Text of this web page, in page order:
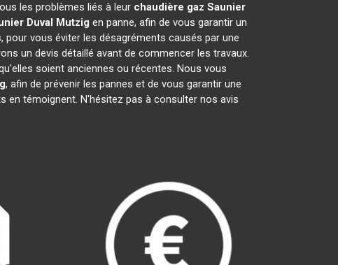
les problèmes liés à leur chaudière gaz Saunier
Duval Mutzig en panne, afin de vous garantir un
vous éviter les désagréments causés par une
un devis détaillé avant de commencer les travaux.
soient anciennes ou récentes. Nous vous
, afin de prévenir les pannes et de vous garantir une
témoignent. N'hésitez pas à consulter nos avis